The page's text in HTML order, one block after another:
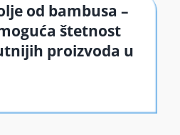
od bambusa –
štetnost
proizvoda u